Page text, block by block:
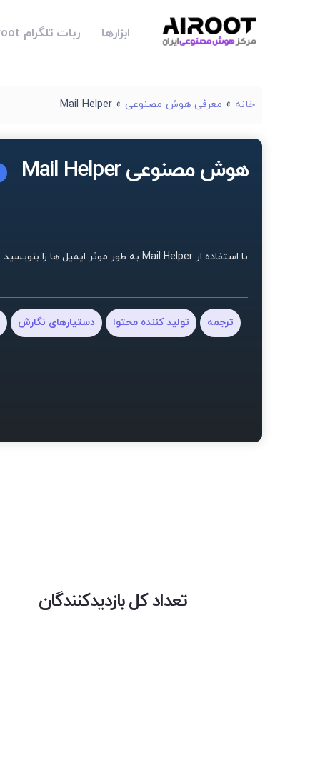
ابزارها ربات تلگرام Airoot
خانه » معرفی هوش مصنوعی »
Mail Helper
هوش مصنوعی Mail Helper
با استفاده از Mail Helper به طور موثر ایمیل ها را بنویسید و به آنها پاسخ دهید.
ترجمه تولید کننده محتوا دستیارهای نگارش
تعداد کل بازدیدکنندگان